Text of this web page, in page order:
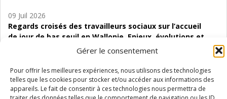
Gérer le consentement
Pour offrir les meilleures expériences, nous utilisons des technologies
telles que les cookies pour stocker et/ou accéder aux informations des
appareils. Le fait de consentir à ces technologies nous permettra de
09 Juil 2026
Regards croisés des travailleurs sociaux sur l’accueil
de jour de bas seuil en Wallonie. Enjeux, évolutions et
06 Juil 2026
Étude d’évaluabilité des Structures
d’accompagnement à l’autocréation d’emploi (SAACE)